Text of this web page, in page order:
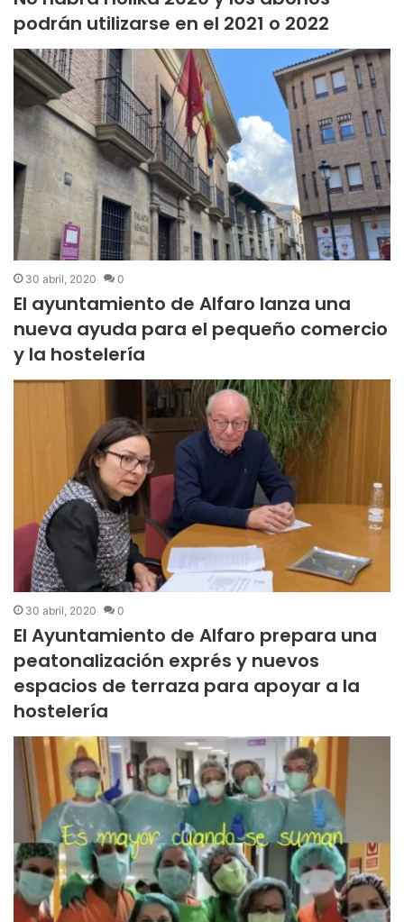
podrán utilizarse en el 2021 o 2022
30 abril, 2020 0
El ayuntamiento de Alfaro lanza una
nueva ayuda para el pequeño comercio
y la hostelería
30 abril, 2020 0
El Ayuntamiento de Alfaro prepara una
peatonalización exprés y nuevos
espacios de terraza para apoyar a la
hostelería